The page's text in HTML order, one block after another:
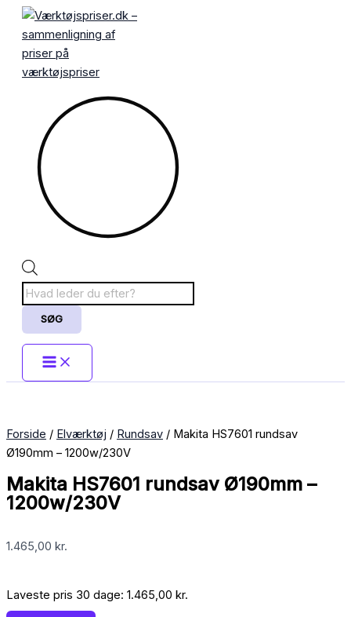
indholdet
Products
SØG
Forside / Elværktøj / Rundsav / Makita HS7601 rundsav
Ø190mm – 1200w/230V
Makita HS7601 rundsav Ø190mm –
1200w/230V
1.465,00 kr.
Laveste pris 30 dage: 1.465,00 kr.